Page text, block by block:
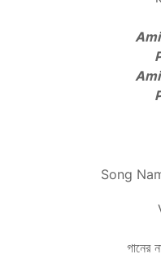
Song
গানের